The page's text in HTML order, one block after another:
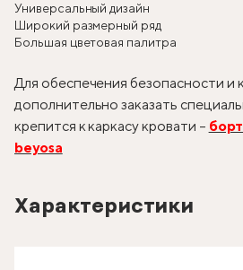
Универсальный дизайн
Широкий размерный ряд
Большая цветовая палитра
Для обеспечения безопасности
дополнительно заказать
крепится к каркасу кровати –
beyosa
Характеристики